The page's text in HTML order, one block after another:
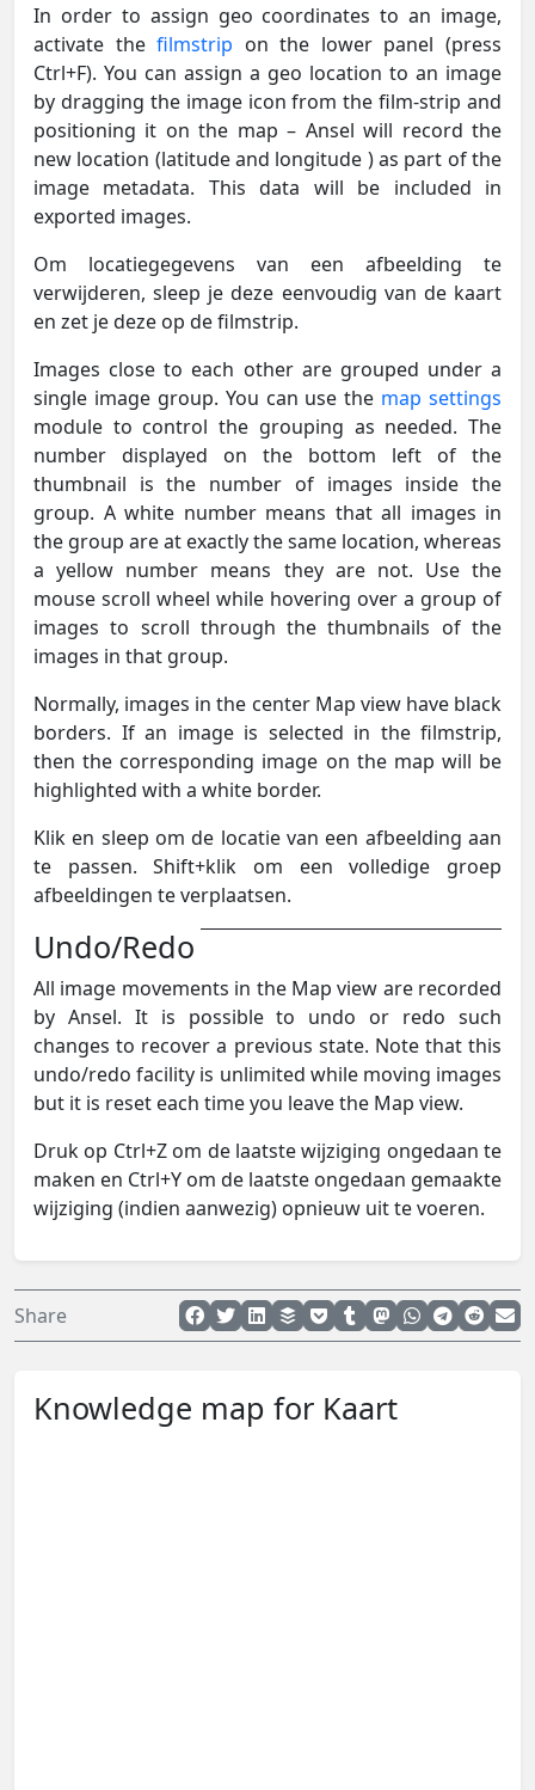
In order to assign geo coordinates to an image,
activate thefilmstrip on the lower panel (press
Ctrl+F). You can assign a geo location to an image
by dragging the image icon from the film-strip and
positioning it on the map – Ansel will record the
new location (latitude and longitude ) as part of the
image metadata. This data will be included in
exported images.
Om locatiegegevens van een afbeelding te
verwijderen, sleep je deze eenvoudig van de kaart
en zet je deze op de filmstrip.
Images close to each other are grouped under a
single image group. You can use the map settings
module to control the grouping as needed. The
number displayed on the bottom left of the
thumbnail is the number of images inside the
group. A white number means that all images in
the group are at exactly the same location, whereas
a yellow number means they are not. Use the
mouse scroll wheel while hovering over a group of
images to scroll through the thumbnails of the
images in that group.
Normally, images in the center Map view have black
borders. If an image is selected in the filmstrip,
then the corresponding image on the map will be
highlighted with a white border.
Klik en sleep om de locatie van een afbeelding aan
te passen. Shift+klik om een volledige groep
afbeeldingen te verplaatsen.
Undo/Redo
All image movements in the Map view are recorded
by Ansel. It is possible to undo or redo such
changes to recover a previous state. Note that this
undo/redo facility is unlimited while moving images
but it is reset each time you leave the Map view.
Druk op Ctrl+Z om de laatste wijziging ongedaan te
maken en Ctrl+Y om de laatste ongedaan gemaakte
wijziging (indien aanwezig) opnieuw uit te voeren.
Share
Knowledge map for Kaart